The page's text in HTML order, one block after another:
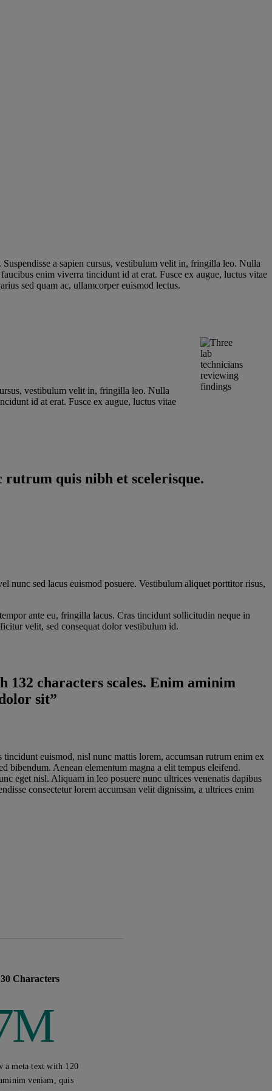
a sapien cursus, vestibulum velit in, fringilla leo. Nulla
enim viverra tincidunt id at erat. Fusce ex augue, luctus vitae
sed quam ac, ullamcorper euismod lectus.
vestibulum velit in, fringilla leo. Nulla
id at erat. Fusce ex augue, luctus vitae
quis nibh et scelerisque.
nunc sed lacus euismod posuere. Vestibulum aliquet porttitor risus,
ante eu, fringilla lacus. Cras tincidunt sollicitudin neque in
velit, sed consequat dolor vestibulum id.
132 characters scales. Enim aminim
sit”
euismod, nisl nunc mattis lorem, accumsan rutrum enim ex
bibendum. Aenean elementum magna a elit tempus eleifend.
eget nisl. Aliquam in leo posuere nunc ultrices venenatis dapibus
consectetur lorem accumsan velit dignissim, a ultrices enim
quis nibh et scelerisque.
Characters
a meta text with 120
veniam, quis